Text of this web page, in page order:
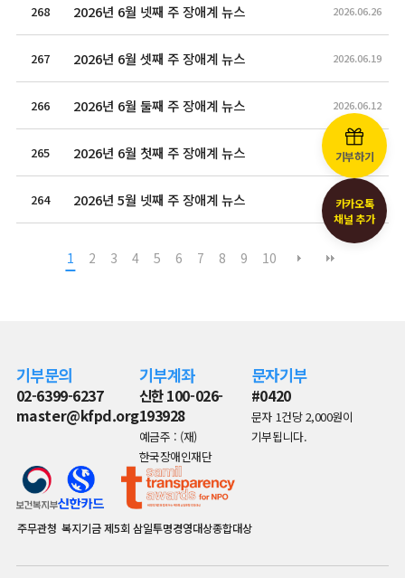
268 2026년 6월 넷째 주 장애계 뉴스 2026.06.26
267 2026년 6월 셋째 주 장애계 뉴스 2026.06.19
266 2026년 6월 둘째 주 장애계 뉴스 2026.06.12
265 2026년 6월 첫째 주 장애계 뉴스 2026.06.05
264 2026년 5월 넷째 주 장애계 뉴스 2026.05.29
1 2 3 4 5 6 7 8 9 10
기부하기
카카오톡
채널 추가
기부문의
02-6399-6237
master@kfpd.org
기부계좌
신한 100-026-
193928
예금주 : (재)
한국장애인재단
문자기부
#0420
문자 1건당 2,000원이
기부됩니다.
주무관청 복지기금제5회 삼일투명경영대상종합대상